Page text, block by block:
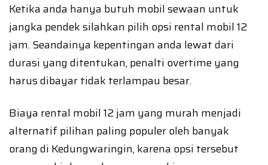
Ketika anda hanya butuh mobil sewaan untuk
jangka pendek silahkan pilih opsi rental mobil 12
jam. Seandainya kepentingan anda lewat dari
durasi yang ditentukan, penalti overtime yang
harus dibayar tidak terlampau besar.
Biaya rental mobil 12 jam yang murah menjadi
alternatif pilihan paling populer oleh banyak
orang di Kedungwaringin, karena opsi tersebut